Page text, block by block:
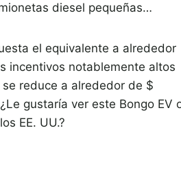
diesel pequeñas…
el equivalente a alrededor
incentivos notablemente altos
reduce a alrededor de $
gustaría ver este Bongo EV
EE. UU.?